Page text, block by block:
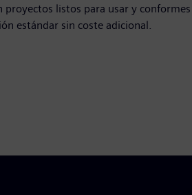
listos para usar y conformes
estándar sin coste adicional.